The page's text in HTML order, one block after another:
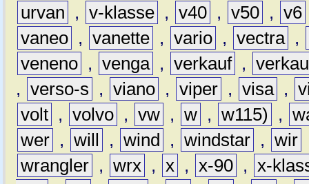
urvan
, v-klasse , v40 , v50 , v6
vaneo , vanette , vario , vectra ,
veneno , venga , verkauf ,
, verso-s , viano , viper , visa ,
volt , volvo , vw , w , w115) ,
wer , will , wind , windstar , wir
wrangler , wrx , x , x-90 , x-